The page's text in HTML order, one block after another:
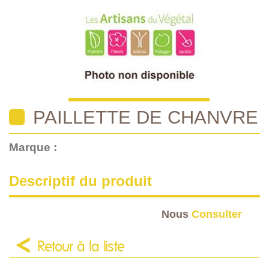
PAILLETTE DE CHANVRE
Marque :
Descriptif du produit
Nous Consulter
Retour à la liste